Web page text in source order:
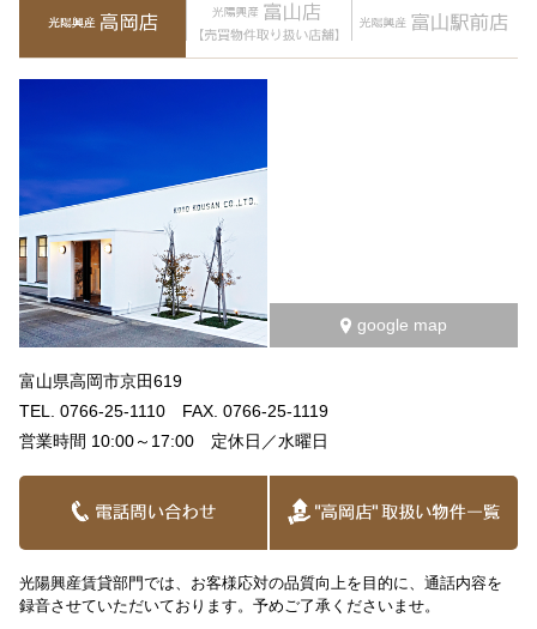
google map
富山県高岡市京田619
TEL. 0766-25-1110 FAX. 0766-25-1119
営業時間 10:00～17:00 定休日／水曜日
光陽興産賃貸部門では、お客様応対の品質向上を目的に、通話内容を
録音させていただいております。予めご了承くださいませ。